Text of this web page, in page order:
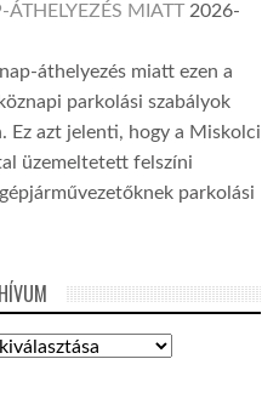
MIATT 2026-
áthelyezés miatt ezen a
parkolási szabályok
Ez azt jelenti, hogy a Miskolci
üzemeltetett felszíni
parkolási